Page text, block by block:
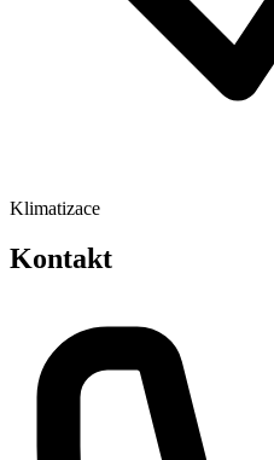
Klimatizace
Kontakt